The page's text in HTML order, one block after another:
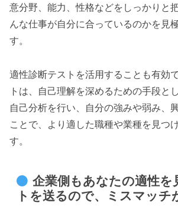
意分野、能力、性格などをしっかりと
んな仕事が自分に合っているのかを見
す。
適性診断テストを活用することも有効
トは、自己理解を深めるための手段と
自己分析を行い、自分の強みや弱み、
ことで、より適した職種や業種を見つ
す。
企業側もあなたの適性を
トを送るので、ミスマッチ